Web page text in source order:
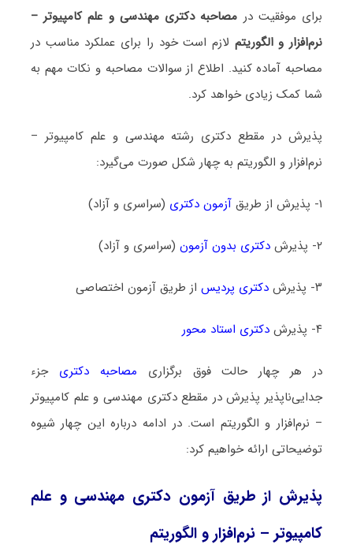
برای موفقیت در مصاحبه دکتری مهندسی و علم کامپیوتر –
نرم‌افزار و الگوریتم لازم است خود را برای عملکرد مناسب در
مصاحبه آماده کنید. اطلاع از سوالات مصاحبه و نکات مهم به
شما کمک زیادی خواهد کرد.
پذیرش در مقطع دکتری رشته مهندسی و علم کامپیوتر –
نرم‌افزار و الگوریتم به چهار شکل صورت می‌گیرد:
۱- پذیرش از طریق آزمون دکتری (سراسری و آزاد)
۲- پذیرش دکتری بدون آزمون(سراسری و آزاد)
۳- پذیرش دکتری پردیساز طریق آزمون اختصاصی
۴- پذیرش دکتری استاد محور
در هر چهار حالت فوق برگزاری مصاحبه دکتری جزء
جدایی‌ناپذیر پذیرش در مقطع دکتری مهندسی و علم کامپیوتر
– نرم‌افزار و الگوریتم است. در ادامه درباره این چهار شیوه
توضیحاتی ارائه خواهیم کرد:
پذیرش از طریق آزمون دکتری مهندسی و علم
کامپیوتر – نرم‌افزار و الگوریتم